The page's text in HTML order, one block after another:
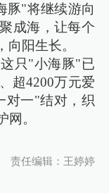
豚"将继续游向
成海，让每个
阳生长。
只"小海豚"已
超4200万元爱
对一"结对，织
网。
责任编辑：王婷婷